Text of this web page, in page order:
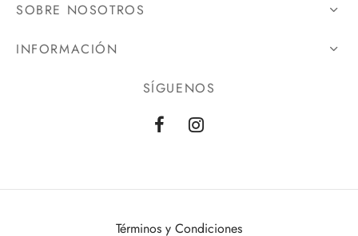
SOBRE NOSOTROS
INFORMACIÓN
SÍGUENOS
Términos y Condiciones